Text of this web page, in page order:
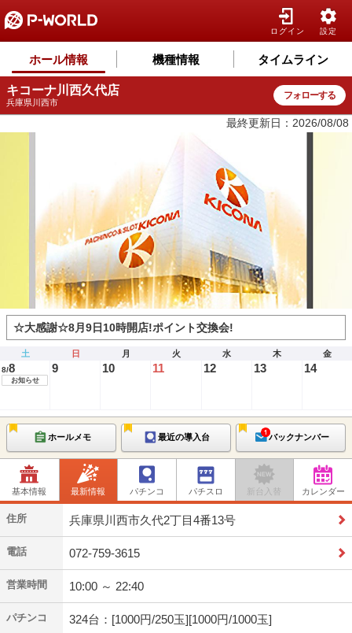
ログイン 設定
ホール情報 機種情報 タイムライン
キコーナ川西久代店
兵庫県川西市
フォローする
最終更新日：2026/08/08
☆大感謝☆8月9日10時開店!ポイント交換会!
土 日 月 火 水 木 金
8/8
お知らせ
9 10 11 12 13 14
ホールメモ 最近の導入台 バックナンバー
基本情報 最新情報 パチンコ パチスロ 新台入替 カレンダー
住所 兵庫県川西市久代2丁目4番13号
電話 072-759-3615
営業時間 10:00 ～ 22:40
パチンコ 324台：[1000円/250玉][1000円/1000玉]